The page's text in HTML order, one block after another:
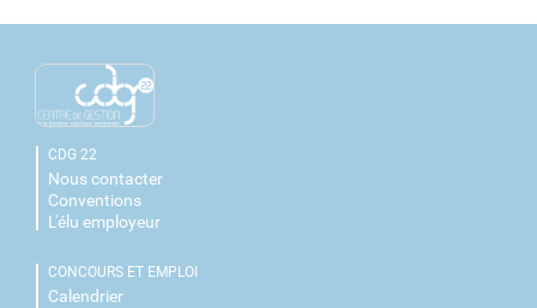
CDG 22
Nous contacter
Conventions
L'élu employeur
CONCOURS ET EMPLOI
Calendrier